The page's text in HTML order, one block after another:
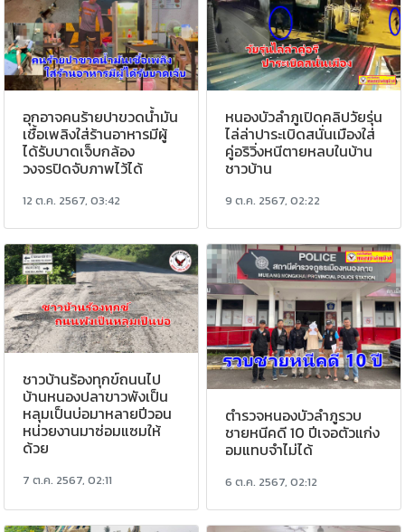
อุกอาจคนร้ายปาขวดน้ำมัน
เชื้อเพลิงใส่ร้านอาหารมีผู้
ได้รับบาดเจ็บกล้อง
วงจรปิดจับภาพไว้ได้
12 ต.ค. 2567, 03:42
หนองบัวลำภูเปิดคลิปวัยรุ่น
ไล่ล่าปาระเบิดสนั่นเมืองใส่
คู่อริวิ่งหนีตายหลบในบ้าน
ชาวบ้าน
9 ต.ค. 2567, 02:22
ชาวบ้านร้องทุกข์ถนนไป
บ้านหนองปลาขาวพังเป็น
หลุมเป็นบ่อมาหลายปีวอน
หน่วยงานมาซ่อมแซมให้
ด้วย
7 ต.ค. 2567, 02:11
ตำรวจหนองบัวลำภูรวบ
ชายหนีคดี 10 ปีเจอตัวแก่ง
อมแทบจำไม่ได้
6 ต.ค. 2567, 02:12